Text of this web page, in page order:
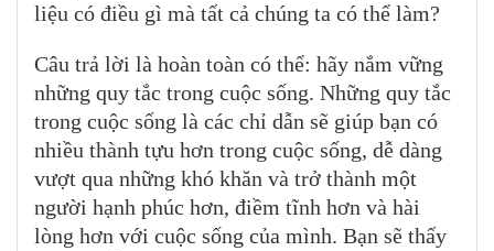
liệu có điều gì mà tất cả chúng ta có thể làm?
Câu trả lời là hoàn toàn có thể: hãy nắm vững
những quy tắc trong cuộc sống. Những quy tắc
trong cuộc sống là các chỉ dẫn sẽ giúp bạn có
nhiều thành tựu hơn trong cuộc sống, dễ dàng
vượt qua những khó khăn và trở thành một
người hạnh phúc hơn, điềm tĩnh hơn và hài
lòng hơn với cuộc sống của mình. Bạn sẽ thấy